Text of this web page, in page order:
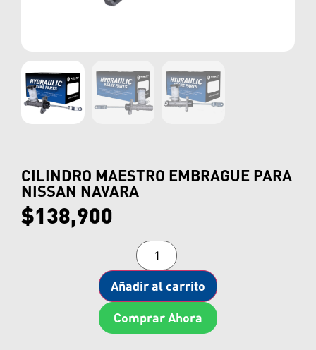
CILINDRO MAESTRO EMBRAGUE PARA
NISSAN NAVARA
$138,900
Añadir al carrito
Comprar Ahora